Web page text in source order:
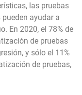
las pruebas
ayudar a
En 2020, el 78% de
de pruebas
y sólo el 11%
de pruebas,